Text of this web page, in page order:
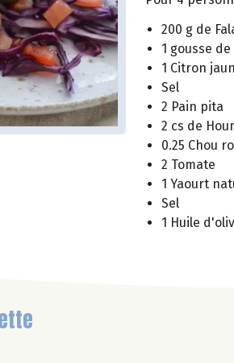
200 g de
1 gousse de
1 Citron
Sel
2 Pain pita
2 cs de
0.25 Chou
2 Tomate
1 Yaourt
Sel
1 Huile